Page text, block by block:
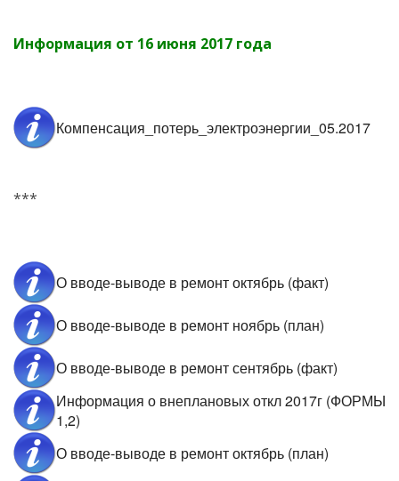
Информация от 16 июня 2017 года
Компенсация_потерь_электроэнергии_05.2017
***
О вводе-выводе в ремонт октябрь (факт)
О вводе-выводе в ремонт ноябрь (план)
О вводе-выводе в ремонт сентябрь (факт)
Информация о внеплановых откл 2017г (ФОРМЫ
1,2)
О вводе-выводе в ремонт октябрь (план)